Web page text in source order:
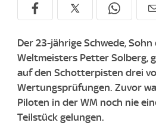
Der 23-jährige Schwede,
Weltmeisters Petter Solberg,
auf den Schotterpisten drei
Wertungsprüfungen. Zuvor
Piloten in der WM noch nie
Teilstück gelungen.